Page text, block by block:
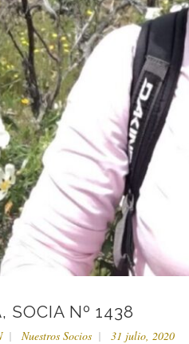
SOCIA Nº 1438
Nuestros Socios 31 julio, 2020